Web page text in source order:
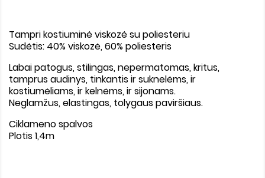
Tampri kostiuminė viskozė su poliesteriu
Sudėtis: 40% viskozė, 60% poliesteris
Labai patogus, stilingas, nepermatomas, kritus,
tamprus audinys, tinkantis ir suknelėms, ir
kostiumėliams, ir kelnėms, ir sijonams.
Neglamžus, elastingas, tolygaus paviršiaus.
Ciklameno spalvos
Plotis 1,4m